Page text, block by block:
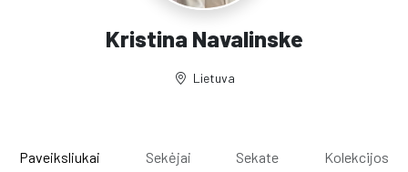
Kristina Navalinske
Lietuva
Paveiksliukai Sekėjai Sekate Kolekcijos